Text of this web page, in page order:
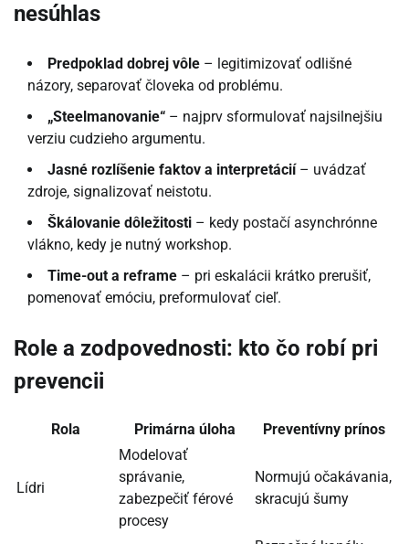
nesúhlas
Predpoklad dobrej vôle – legitimizovať odlišné
názory, separovať človeka od problému.
„Steelmanovanie“ – najprv sformulovať najsilnejšiu
verziu cudzieho argumentu.
Jasné rozlíšenie faktov a interpretácií– uvádzať
zdroje, signalizovať neistotu.
Škálovanie dôležitosti – kedy postačí asynchrónne
vlákno, kedy je nutný workshop.
Time-out a reframe – pri eskalácii krátko prerušiť,
pomenovať emóciu, preformulovať cieľ.
Role a zodpovednosti: kto čo robí pri
prevencii
Rola Primárna úloha Preventívny prínos
Lídri
Modelovať
správanie,
zabezpečiť férové
procesy
Normujú očakávania,
skracujú šumy